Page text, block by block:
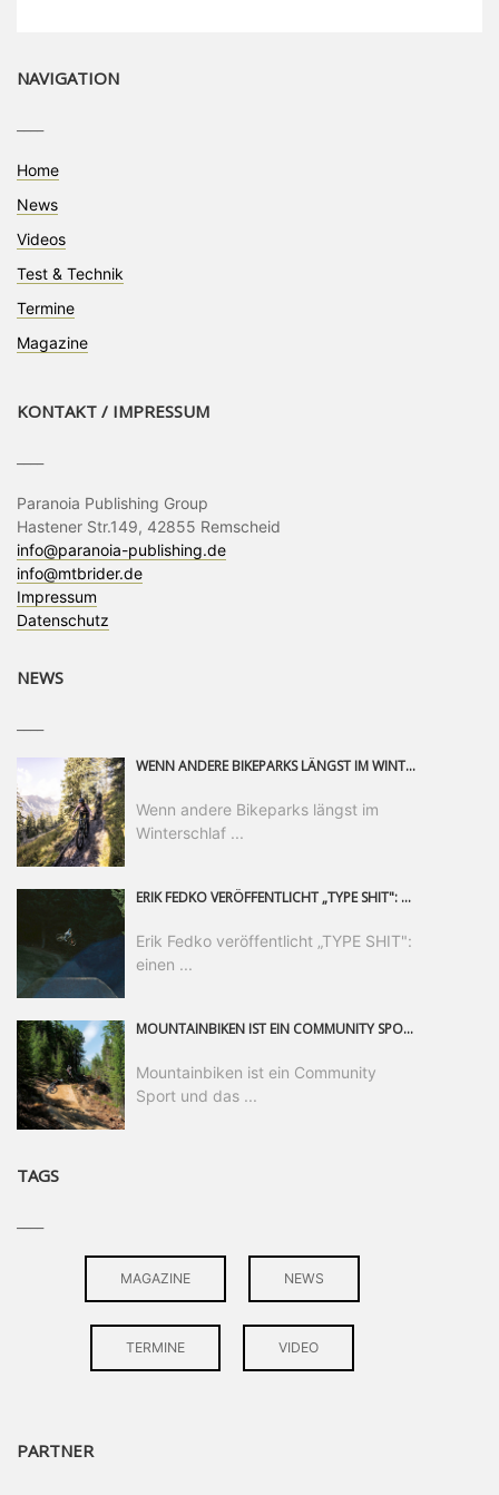
NAVIGATION
Home
News
Videos
Test & Technik
Termine
Magazine
KONTAKT / IMPRESSUM
Paranoia Publishing Group
Hastener Str.149, 42855 Remscheid
info@paranoia-publishing.de
info@mtbrider.de
Impressum
Datenschutz
NEWS
WENN ANDERE BIKEPARKS LÄNGST IM WINTERSCHLAF SIND, IST MAN IN SAALFELDEN LEOGANG IMMER NOCH AM MOUNTAINBIKEN. IST DER HERBST DIE SCHÖNSTE ZEIT DES JAHRES? AUF DEN TRAILS RUND UM SAALFELDEN LEOGANG UND IM EPIC BIKEPARK LEOGANG IST ER DAS AUF JEDEN FALL – UND DIE GEFÜHLT DIE LÄNGSTE NOCH DAZU. NOCH BIS MINDESTENS 8. NOVEMBER STEHT DAS PINZGAUER MOUNTAINBIKE-PARADIES ALLEN RIDERN OFFEN, DIE EINFACH NICHT GENUG KRIEGEN KÖNNEN. DABEI HÄLT DIE GOLDENE JAHRESZEIT IN SAALFELDEN LEOGANG WEIT MEHR ALS LINES, TRAILS UND HERBSTPANORAMEN BEREIT: MIT DEM BIKE FESTIVAL, VERSCHIEDENEN LADIES SHRED EVENTS UND EINEM DIE GESAMTE SAISON ANDAUERNDEN PHOTO CONTEST ZUM 25-JÄHRIGEN BIKEPARK-JUBILÄUM GIBT ES RUND UM ÖSTERREICHS ÄLTESTEN BIKEPARK EINIGES ZU ERLEBEN.
Wenn andere Bikeparks längst im
Winterschlaf ...
ERIK FEDKO VERÖFFENTLICHT „TYPE SHIT": EINEN 23-MINÜTIGEN MOUNTAINBIKE-FILM, ÜBER DREI JAHRE RUND UM DIE WELT GEDREHT. ZEITGLEICH LAUNCHT ER DIE GLEICHNAMIGE KOLLEKTION SEINER BRAND TYPE. EIN SEGMENT DES FILMS ERSCHEINT SEPARAT AUF RED BULL BIKE.
Erik Fedko veröffentlicht „TYPE SHIT":
einen ...
MOUNTAINBIKEN IST EIN COMMUNITY SPORT UND DAS BEWEIST SICH IN DER BIKE REPUBLIC SÖLDEN GERADE EINDRUCKSVOLL AUF ALLEN LEVELN. FREERIDE PROFI, SHAPERIN UND FRISCH GEWÄHLTE SWATCH NINES MVP VERO SANDLER IST BEGEISTERT VON DER VIELFALT DER BIKE DESTINATION, DER NEUEN JUMPLINE UND PLÄDIERT FÜR MUT BEI (FRAUEN) COMMUNITIES. VERO UND IHR VERLOBTER SAM HODGES VERBRINGEN MEHRERE MONATE IN DER BIKE REPUBLIC UND LASSEN UNS DARAN TEILHABEN. UM COMMUNITY GEHT ES AUCH BEI DER PARTNERSCHAFT ZWISCHEN SÖLDEN UND DEM NEUEN RIDERS PARK DONOVALY IN DER SLOWAKEI: DER DORTIGE TOURISMUSDIREKTOR JIRI PEC IST ÜBERZEUGT: VON MEHR BIKEPARKS PROFITIERT DIE GANZE MTB-SZENE – UND MIT DOMINIK LINSER, GESCHÄFTSFÜHRER DER BRS, HAT ER DAMIT DEN PERFEKTEN PARTNER GEFUNDEN.
Mountainbiken ist ein Community
Sport und das ...
TAGS
MAGAZINE NEWS
TERMINE VIDEO
PARTNER